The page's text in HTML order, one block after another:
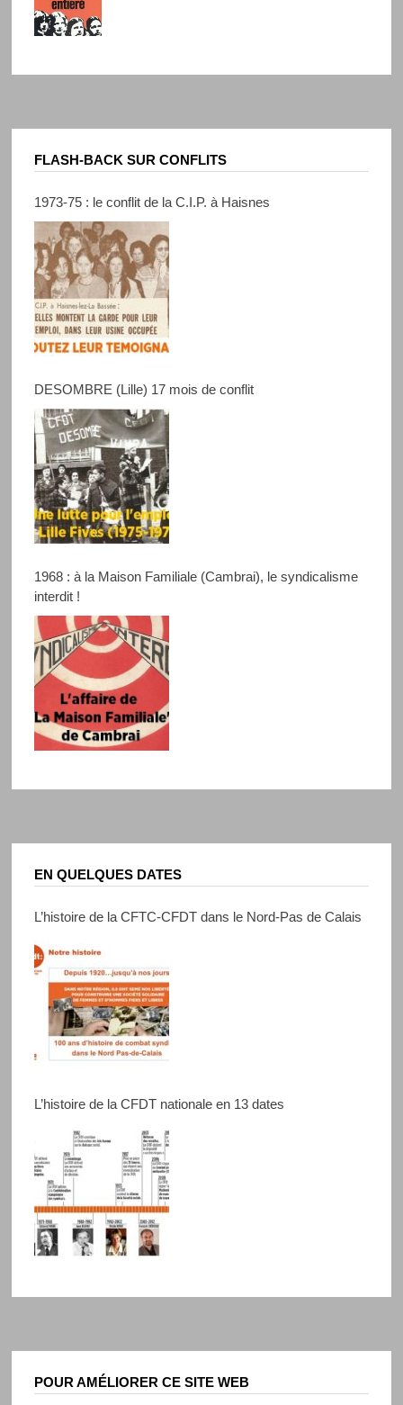
FLASH-BACK SUR CONFLITS
1973-75 : le conflit de la C.I.P. à Haisnes
DESOMBRE (Lille) 17 mois de conflit
1968 : à la Maison Familiale (Cambrai), le syndicalisme
interdit !
EN QUELQUES DATES
L’histoire de la CFTC-CFDT dans le Nord-Pas de Calais
L’histoire de la CFDT nationale en 13 dates
POUR AMÉLIORER CE SITE WEB